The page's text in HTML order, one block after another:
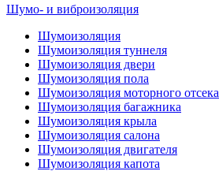
Шумо- и виброизоляция
Шумоизоляция
Шумоизоляция туннеля
Шумоизоляция двери
Шумоизоляция пола
Шумоизоляция моторного отсека
Шумоизоляция багажника
Шумоизоляция крыла
Шумоизоляция салона
Шумоизоляция двигателя
Шумоизоляция капота